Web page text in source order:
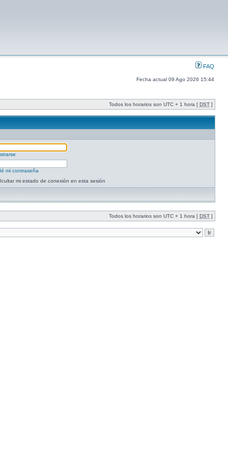
FAQ
Fecha actual 09 Ago 2026 15:44
Todos los horarios son UTC + 1 hora [ DST ]
mi contraseña
mi estado de conexión en esta sesión
Todos los horarios son UTC + 1 hora [ DST ]